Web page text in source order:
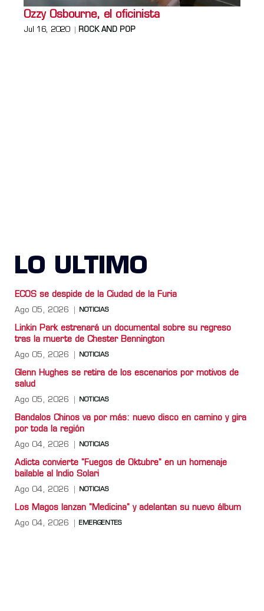
Ozzy Osbourne, el oficinista
Jul 16, 2020 ROCK AND POP
LO ULTIMO
ECOS se despide de la Ciudad de la Furia
Ago 05, 2026 NOTICIAS
Linkin Park estrenará un documental sobre su regreso
tras la muerte de Chester Bennington
Ago 05, 2026 NOTICIAS
Glenn Hughes se retira de los escenarios por motivos de
salud
Ago 05, 2026 NOTICIAS
Bandalos Chinos va por más: nuevo disco en camino y gira
por toda la región
Ago 04, 2026 NOTICIAS
Adicta convierte "Fuegos de Oktubre" en un homenaje
bailable al Indio Solari
Ago 04, 2026 NOTICIAS
Los Magos lanzan "Medicina" y adelantan su nuevo álbum
Ago 04, 2026 EMERGENTES